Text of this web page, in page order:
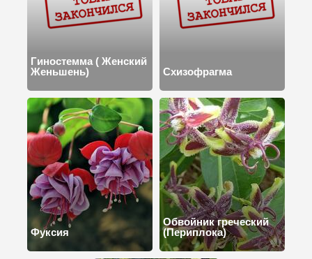
Гиностемма ( Женский
Женьшень)
Схизофрагма
Фуксия
Обвойник греческий
(Периплока)